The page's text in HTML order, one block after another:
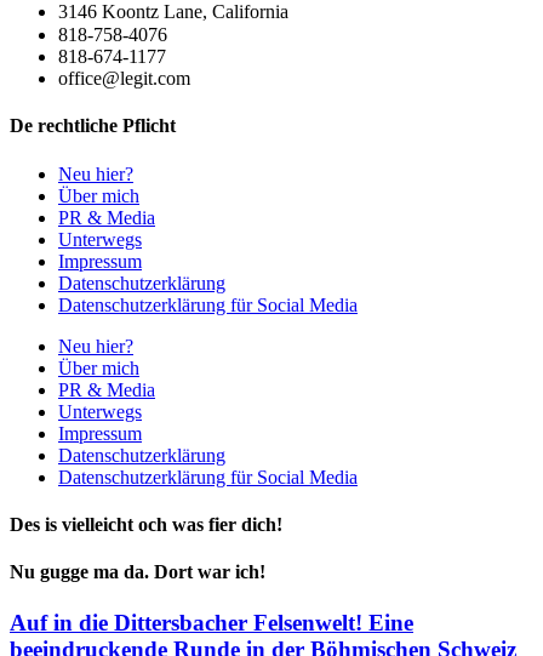
3146 Koontz Lane, California
818-758-4076
818-674-1177
office@legit.com
De rechtliche Pflicht
Neu hier?
Über mich
PR & Media
Unterwegs
Impressum
Datenschutzerklärung
Datenschutzerklärung für Social Media
Neu hier?
Über mich
PR & Media
Unterwegs
Impressum
Datenschutzerklärung
Datenschutzerklärung für Social Media
Des is vielleicht och was fier dich!
Nu gugge ma da. Dort war ich!
Auf in die Dittersbacher Felsenwelt! Eine
beeindruckende Runde in der Böhmischen Schweiz